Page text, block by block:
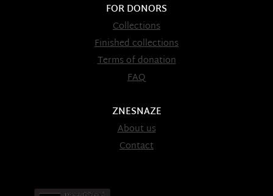
FOR DONORS
Collections
Finished collections
Terms of donation
FAQ
ZNESNAZE
About us
Contact